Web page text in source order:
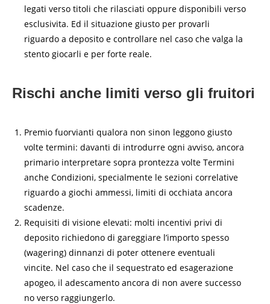
legati verso titoli che rilasciati oppure disponibili verso
esclusivita. Ed il situazione giusto per provarli
riguardo a deposito e controllare nel caso che valga la
stento giocarli e per forte reale.
Rischi anche limiti verso gli fruitori
Premio fuorvianti qualora non sinon leggono giusto
volte termini: davanti di introdurre ogni avviso, ancora
primario interpretare sopra prontezza volte Termini
anche Condizioni, specialmente le sezioni correlative
riguardo a giochi ammessi, limiti di occhiata ancora
scadenze.
Requisiti di visione elevati: molti incentivi privi di
deposito richiedono di gareggiare l’importo spesso
(wagering) dinnanzi di poter ottenere eventuali
vincite. Nel caso che il sequestrato ed esagerazione
apogeo, il adescamento ancora di non avere successo
no verso raggiungerlo.